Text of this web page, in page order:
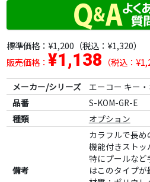
標準価格： ¥1,200 （税込：¥1,320）
販売価格： ¥1,138 （税込：
メーカー/シリーズ
エーコー キー
品番
S-KOM-GR-E
種類
オプション
備考
カラフルで長
機能付きストッ
特にプールな
はこのタイプが